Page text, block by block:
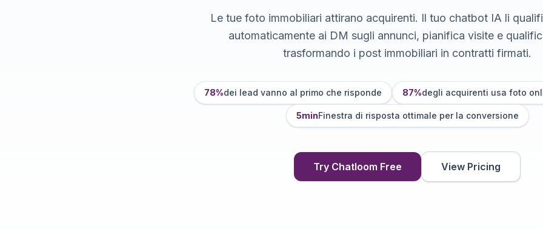
Le tue foto immobiliari attirano acquirenti. Il tuo chatbot IA li
automaticamente ai DM sugli annunci, pianifica visite e
trasformando i post immobiliari in contratti firmati.
78%dei lead vanno al primo che risponde 87%degli acquirenti usa foto
5minFinestra di risposta ottimale per la conversione
Try Chatloom Free View Pricing